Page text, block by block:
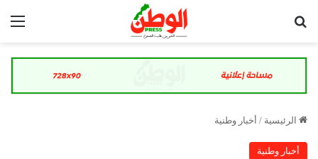
الرئيسية / أخبار وطنية
أخبار وطنية